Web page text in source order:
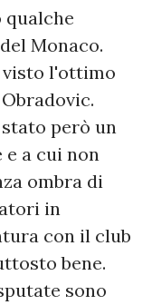
qualche
Monaco.
visto l'ottimo
però un
e a cui non
ombra di
in
con il club
bene.
sono